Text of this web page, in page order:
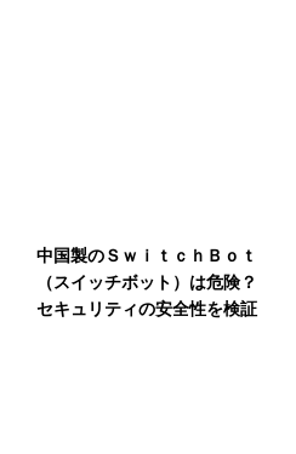
中国製のＳｗｉｔｃｈＢｏｔ
（スイッチボット）は危険？
セキュリティの安全性を検証